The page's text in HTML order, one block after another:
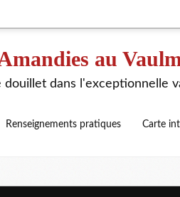
au
douillet dans l'exceptionnelle
Renseignements pratiques Carte